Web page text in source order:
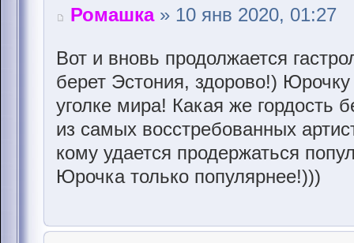
Ромашка» 10 янв 2020, 01:27
Вот и вновь продолжается
берет Эстония, здорово!)
уголке мира! Какая же гордость
из самых восстребованных
кому удается продержаться
Юрочка только популярнее!)))